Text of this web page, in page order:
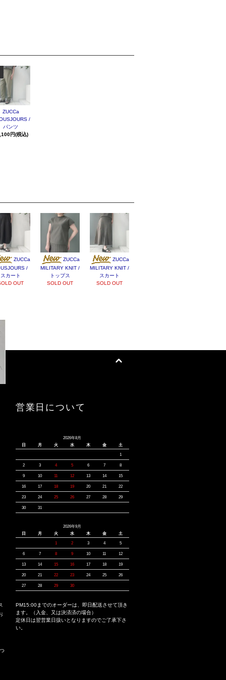
ZUCCa
/
パンツ
円(税込)
ZUCCa
/
スカート
OUT
ZUCCa
MILITARY KNIT /
トップス
SOLD OUT
ZUCCa
MILITARY KNIT /
スカート
SOLD OUT
営業日について
2026年8月
日
月 火 水 木 金
土
1
2 3 4 5 6 7 8
9 10 11 12 13 14 15
16 17 18 19 20 21 22
23 24 25 26 27 28 29
30 31
2026年9月
日
月 火 水 木 金
土
1
2 3 4 5
6 7 8 9 10 11 12
13 14 15 16 17 18 19
20 21 22 23 24 25 26
27 28 29 30
PM15:00までのオーダーは、即日配送させて頂き
ます。（入金、又は決済済の場合）
定休日は翌営業日扱いとなりますのでご了承下さ
い。